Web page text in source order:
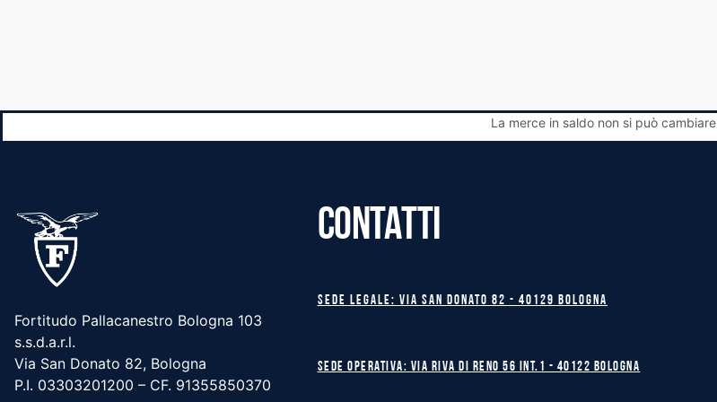
La merce in saldo non si può cambiare
Fortitudo Pallacanestro Bologna 103
s.s.d.a.r.l.
Via San Donato 82, Bologna
P.I. 03303201200 – CF. 91355850370
CONTATTI
Sede legale: Via San Donato 82 - 40129 BOLOGNA
Sede operativa: Via Riva di Reno 56 int.1 - 40122 BOLOGNA